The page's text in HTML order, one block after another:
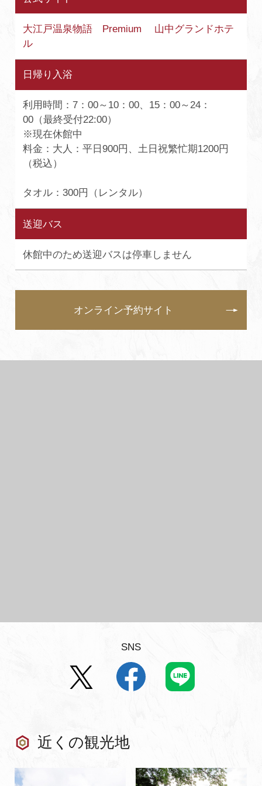
大江戸温泉物語 Premium 山中グランドホテ
ル
日帰り入浴
利用時間：7：00～10：00、15：00～24：
00（最終受付22:00）
※現在休館中
料金：大人：平日900円、土日祝繁忙期1200円
（税込）
タオル：300円（レンタル）
送迎バス
休館中のため送迎バスは停車しません
オンライン予約サイト
SNS
近くの観光地